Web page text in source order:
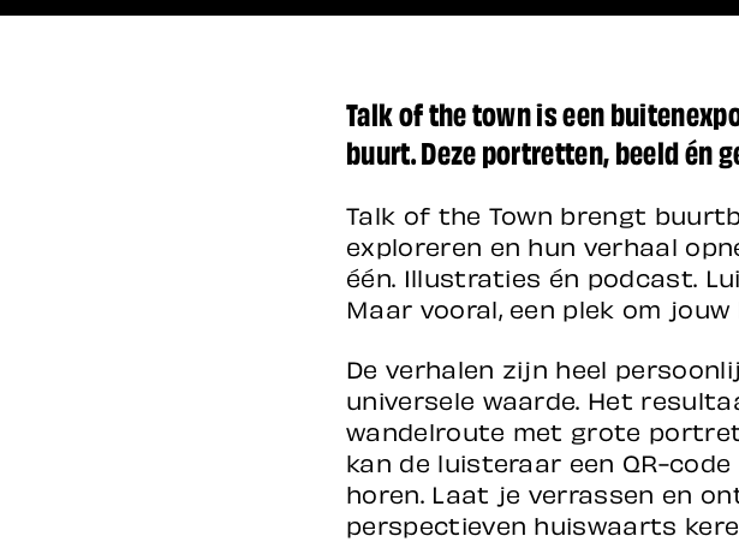
Talk of the town is een
buurt. Deze portretten, beeld én
Talk of the Town brengt
exploreren en hun verhaal
één. Illustraties én podcast.
Maar vooral, een plek om
De verhalen zijn heel
universele waarde. Het
wandelroute met grote
kan de luisteraar een QR-
horen. Laat je verrassen en
perspectieven huiswaarts